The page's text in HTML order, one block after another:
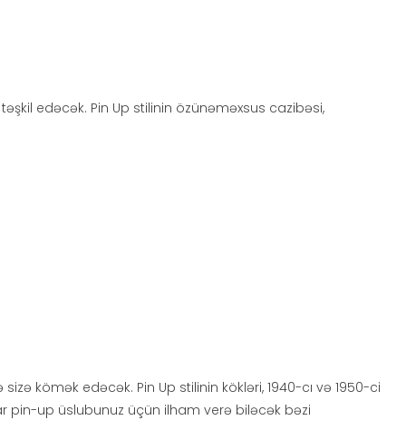
edəcək. Pin Up stilinin özünəməxsus cazibəsi,
kömək edəcək. Pin Up stilinin kökləri, 1940-cı və 1950-ci
pin-up üslubunuz üçün ilham verə biləcək bəzi